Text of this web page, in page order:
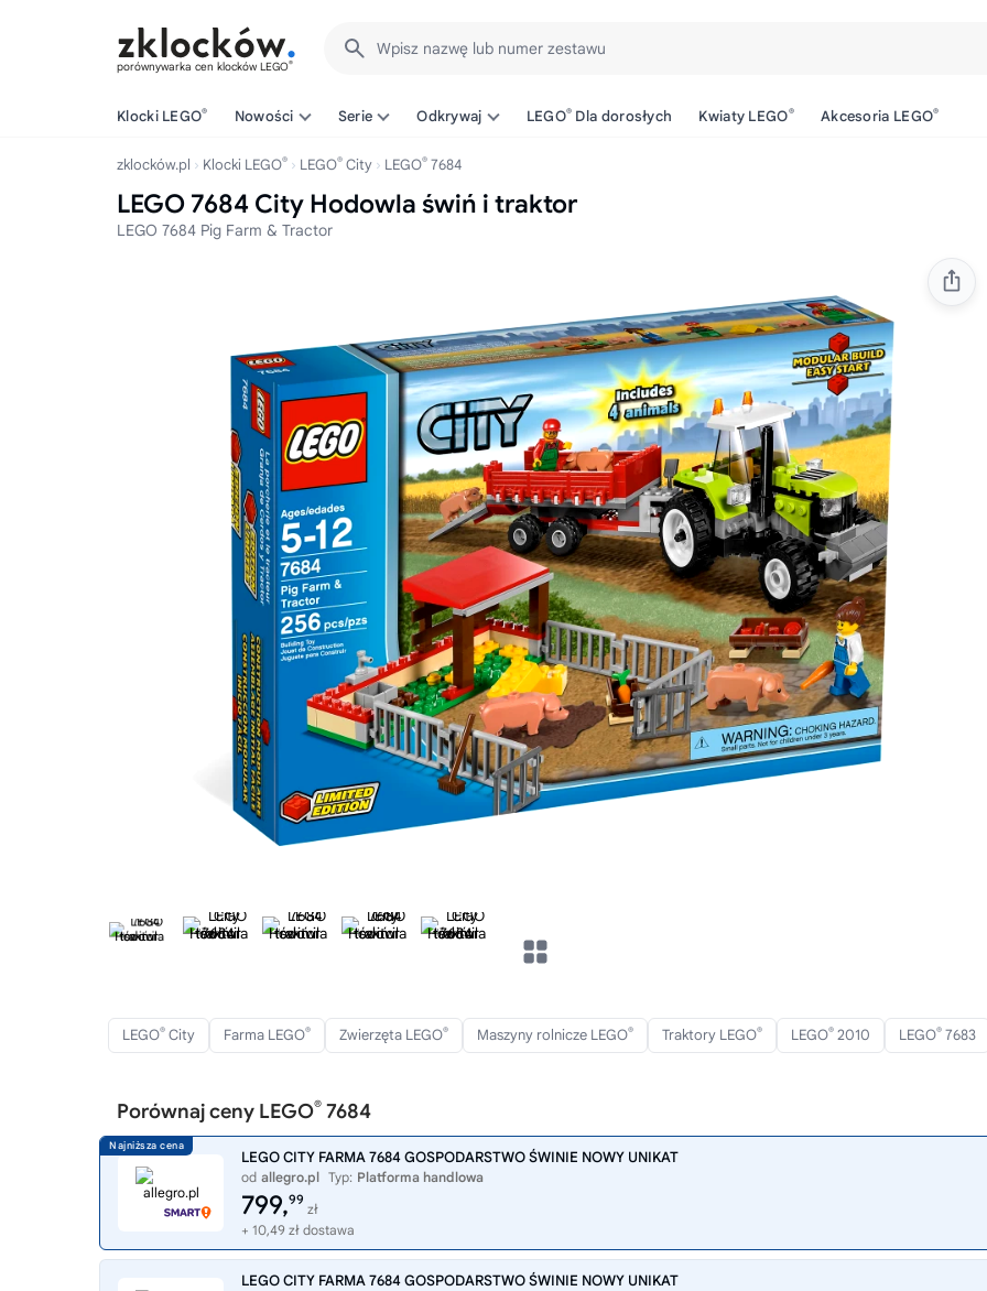
porównywarka cen klocków LEGO®
Wpisz nazwę lub numer zestawu
Klocki LEGO® Nowości Serie Odkrywaj LEGO® Dla dorosłych Kwiaty LEGO® Akcesoria LEGO®
zklocków.pl Klocki LEGO® LEGO® City LEGO® 7684
LEGO 7684 City Hodowla świń i traktor
LEGO 7684 Pig Farm & Tractor
LEGO® City Farma LEGO® Zwierzęta LEGO® Maszyny rolnicze LEGO® Traktory LEGO® LEGO® 2010 LEGO® 7683
Porównaj ceny LEGO® 7684
LEGO CITY FARMA 7684 GOSPODARSTWO ŚWINIE NOWY UNIKAT
od allegro.pl Typ: Platforma handlowa
799,99
zł
+ 10,49 zł dostawa
LEGO CITY FARMA 7684 GOSPODARSTWO ŚWINIE NOWY UNIKAT